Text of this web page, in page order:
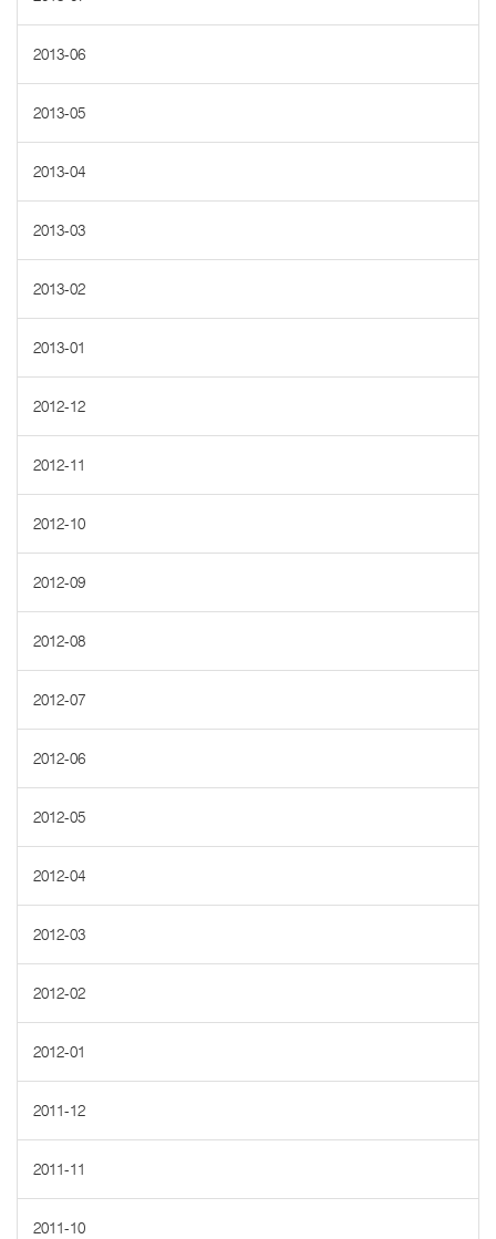
2013-06
2013-05
2013-04
2013-03
2013-02
2013-01
2012-12
2012-11
2012-10
2012-09
2012-08
2012-07
2012-06
2012-05
2012-04
2012-03
2012-02
2012-01
2011-12
2011-11
2011-10